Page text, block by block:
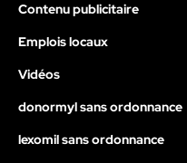
Contenu publicitaire
Emplois locaux
Vidéos
donormyl sans ordonnance
lexomil sans ordonnance